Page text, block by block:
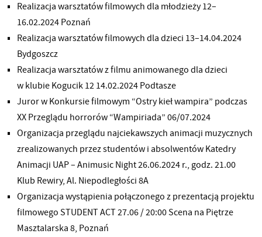
Realizacja warsztatów filmowych dla młodzieży 12–
16.02.2024 Poznań
Realizacja warsztatów filmowych dla dzieci 13–14.04.2024
Bydgoszcz
Realizacja warsztatów z filmu animowanego dla dzieci
w klubie Kogucik 12 14.02.2024 Podtasze
Juror w Konkursie filmowym “Ostry kieł wampira” podczas
XX Przeglądu horrorów “Wampiriada” 06/07.2024
Organizacja przeglądu najciekawszych animacji muzycznych
zrealizowanych przez studentów i absolwentów Katedry
Animacji UAP – Animusic Night 26.06.2024 r., godz. 21.00
Klub Rewiry, Al. Niepodległości 8A
Organizacja wystąpienia połączonego z prezentacją projektu
filmowego STUDENT ACT 27.06 / 20:00 Scena na Piętrze
Masztalarska 8, Poznań